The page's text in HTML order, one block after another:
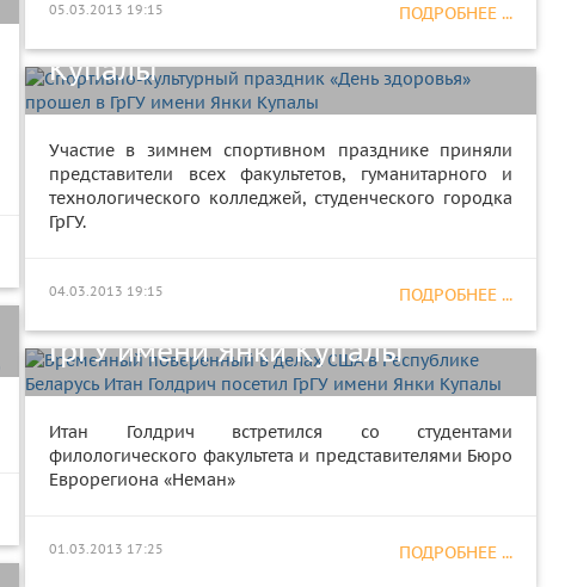
ПОДРОБНЕЕ ...
05.03.2013 19:15
прошел в ГрГУ имени Янки
Купалы
Участие в зимнем спортивном празднике приняли
представители всех факультетов, гуманитарного и
технологического колледжей, студенческого городка
ГрГУ.
ПОДРОБНЕЕ ...
04.03.2013 19:15
Временный поверенный в
Беларусь Итан Голдрич посетил
ГрГУ имени Янки Купалы
Итан Голдрич встретился со студентами
филологического факультета и представителями Бюро
Еврорегиона «Неман»
ПОДРОБНЕЕ ...
01.03.2013 17:25